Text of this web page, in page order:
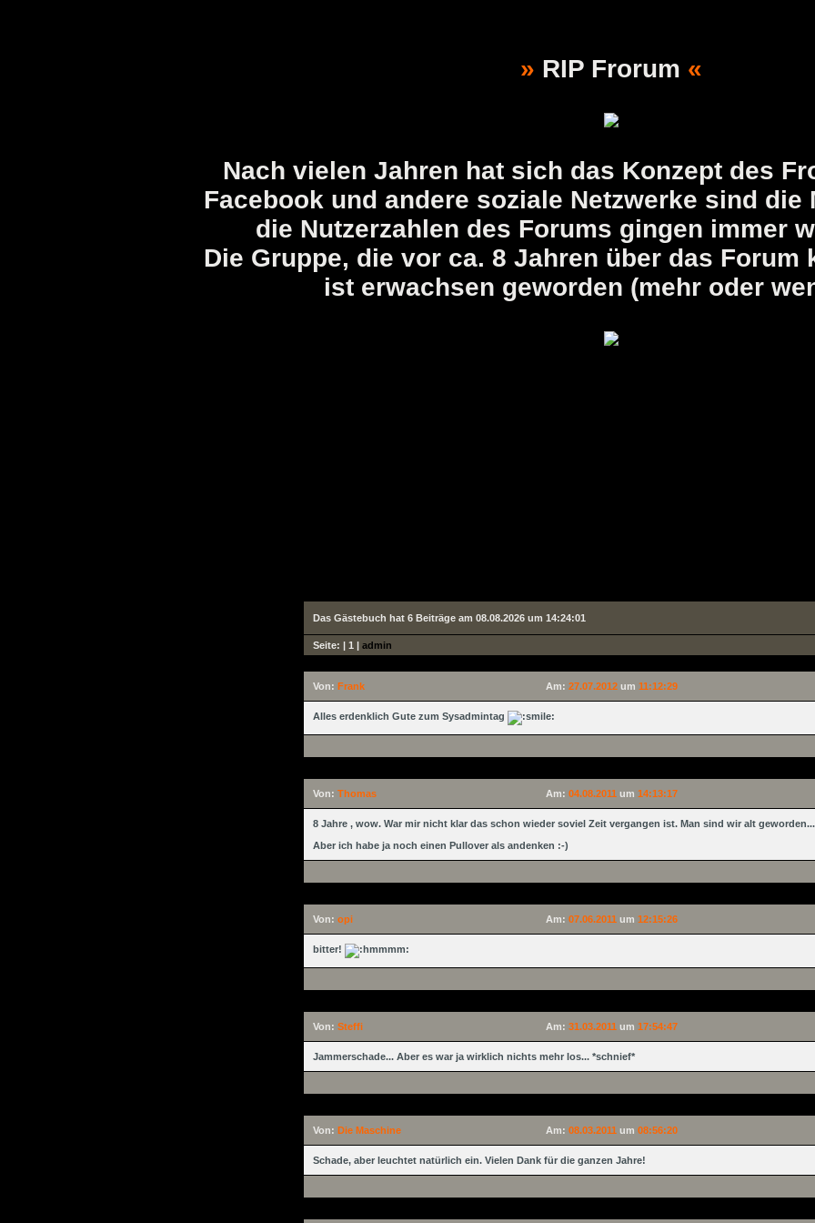
» RIP Frorum «
Nach vielen Jahren hat sich das Konzept des
Facebook und andere soziale Netzwerke sind die
die Nutzerzahlen des Forums gingen immer
Die Gruppe, die vor ca. 8 Jahren über das Forum
ist erwachsen geworden (mehr oder
Das Gästebuch hat 6 Beiträge am 08.08.2026 um 14:24:01
Seite: | 1 | admin
Von: Frank Am: 27.07.2012 um 11:12:29
Alles erdenklich Gute zum Sysadmintag
Von: Thomas Am: 04.08.2011 um 14:13:17
8 Jahre , wow. War mir nicht klar das schon wieder soviel Zeit vergangen ist. Man sind wir alt geworden...
Aber ich habe ja noch einen Pullover als andenken :-)
Von: opi Am: 07.06.2011 um 12:15:26
bitter!
Von: Steffi Am: 31.03.2011 um 17:54:47
Jammerschade... Aber es war ja wirklich nichts mehr los... *schnief*
Von: Die Maschine Am: 08.03.2011 um 08:56:20
Schade, aber leuchtet natürlich ein. Vielen Dank für die ganzen Jahre!